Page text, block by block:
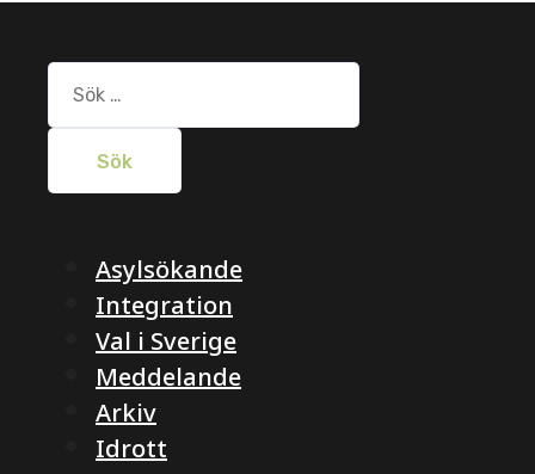
Sök
efter:
Asylsökande
Integration
Val i Sverige
Meddelande
Arkiv
Idrott